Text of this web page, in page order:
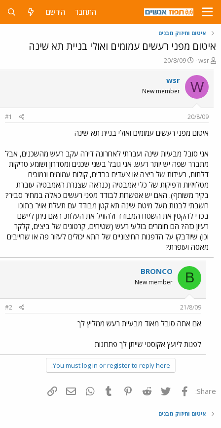
התחבר הירשם
איטום וחיזוק מבנים
איטום מפני רעשים עמומים ואולי בניית תא שינה
פ
ו
ת
ח
ה
ו
ש
א
wsr
פ
ו
ס
ם
ר
ך
20/8/09
W
wsr
New member
20/8/09
#1
איטום מפני רעשים עמומים ואולי בניית תא שינה
אני סובל מבעיות שינה ועברתי לאחרונה דירה עקב רעש מהשכנים, אבל
מתברר שפה יש יותר רעש. אני גובל בשני שכנים ומסדרון ושומע טריקות
דלתות, רעידות של ריצה או צעדים כבדים, קולות עמומים ונמוכים
מטלויזיות ודפיקות של כלי אמבטיה (כנראה שצנרת האמבטיה עוברת
בקיר משותף). האם יש אפשרות לבודד מפני רעשים כאלה במחיר סביר?
חשבתי לבנות מעל מיטת שינה תא קטן מבודד עם תעלת אויר בתוכו
בכדי להקטין את השטח המבודד ולהוזיל את העלות. האם ניתן ליישם
רעיון כזה? הם חומרים בולעי רעש (שטיחים, קרטונים של ביצים, קלקר
וכו) שיודבקו על הדפנות החיצוניים של התא יכולים לעזור פה או שחייבים
מאסה ועופרת?
B
BRONCO
New member
21/8/09
#2
אם אתה סובל מאוד מבעיית רעש ממליץ לך
לפנות ליועץ אקוסטי שייתן לך פתרונות
You must log in or register to reply here.
Share: פייסבוק Twitter
Reddit
Pinterest
Tumblr
WhatsAppדואר אלקטרוני
איטום וחיזוק מבנים